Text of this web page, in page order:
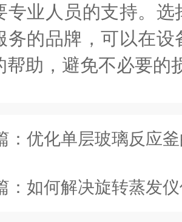
专业人员的支持。
务的品牌，可以在
帮助，避免不必要的
： 优化单层玻璃反应釜的
： 如何解决旋转蒸发